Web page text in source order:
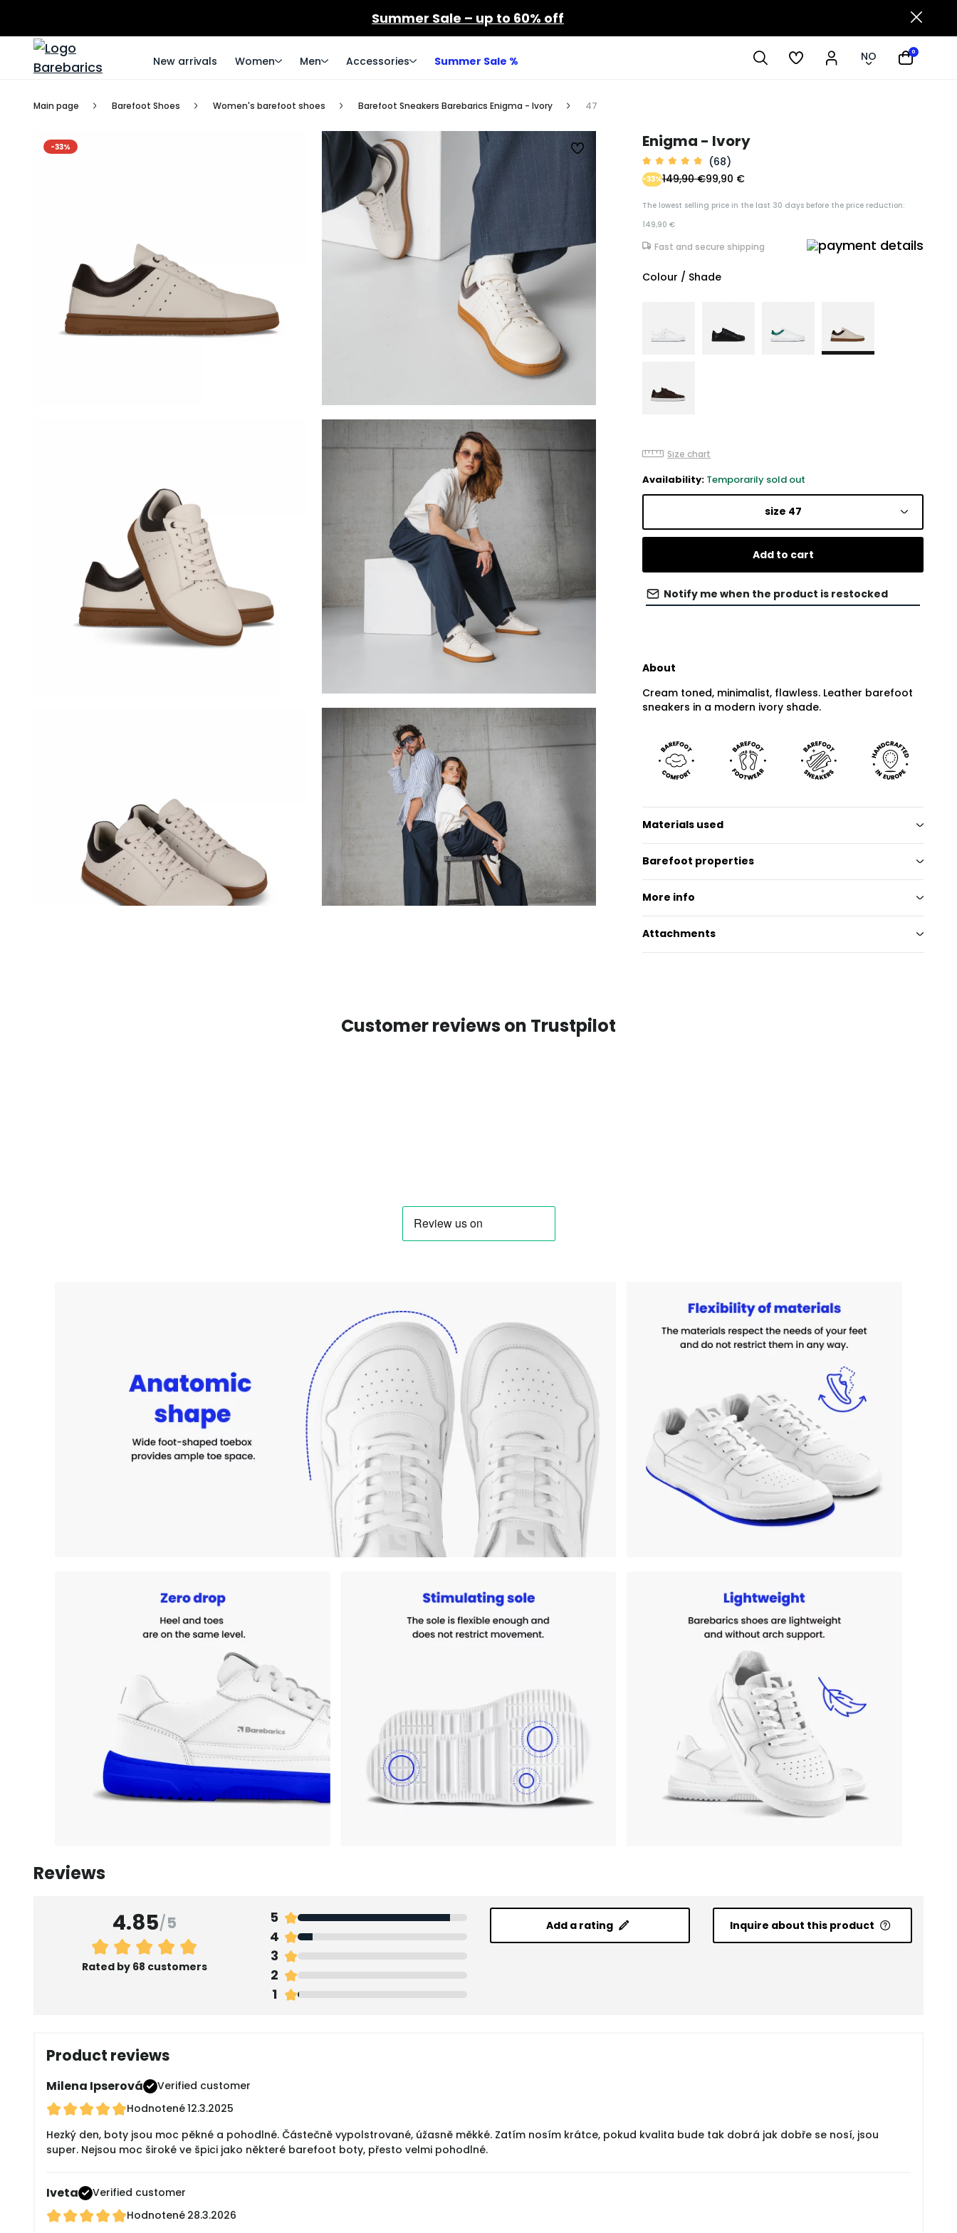
Summer Sale – up to 60% off
New arrivals Women Men Accessories Summer Sale % NO 0
Main page Barefoot Shoes Women's barefoot shoes Barefoot Sneakers Barebarics Enigma - Ivory 47
-33% Enigma - Ivory
(68)
99,90 €
-33%149,90 €
The lowest selling price in the last 30 days before the price reduction:
149,90 €
Fast and secure shipping
Colour / Shade
Size chart
Availability: Temporarily sold out
size 47
Add to cart
Notify me when the product is restocked
About
Cream toned, minimalist, flawless. Leather barefoot
sneakers in a modern ivory shade.
Materials used
Barefoot properties
More info
Attachments
Customer reviews on Trustpilot
Reviews
4.85/5
Rated by 68 customers
5
4
3
2
1
Add a rating Inquire about this product
Product reviews
Milena Ipserová
Verified customer
Hodnotené12.3.2025
Hezký den, boty jsou moc pěkné a pohodlné. Částečně vypolstrované, úžasně měkké. Zatím nosím krátce, pokud kvalita bude tak dobrá jak dobře se nosí, jsou
super. Nejsou moc široké ve špici jako některé barefoot boty, přesto velmi pohodlné.
Iveta
Verified customer
Hodnotené 28.3.2026